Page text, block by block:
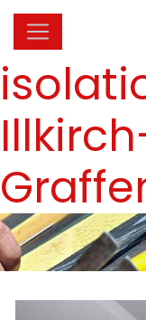
Panneau de gestion